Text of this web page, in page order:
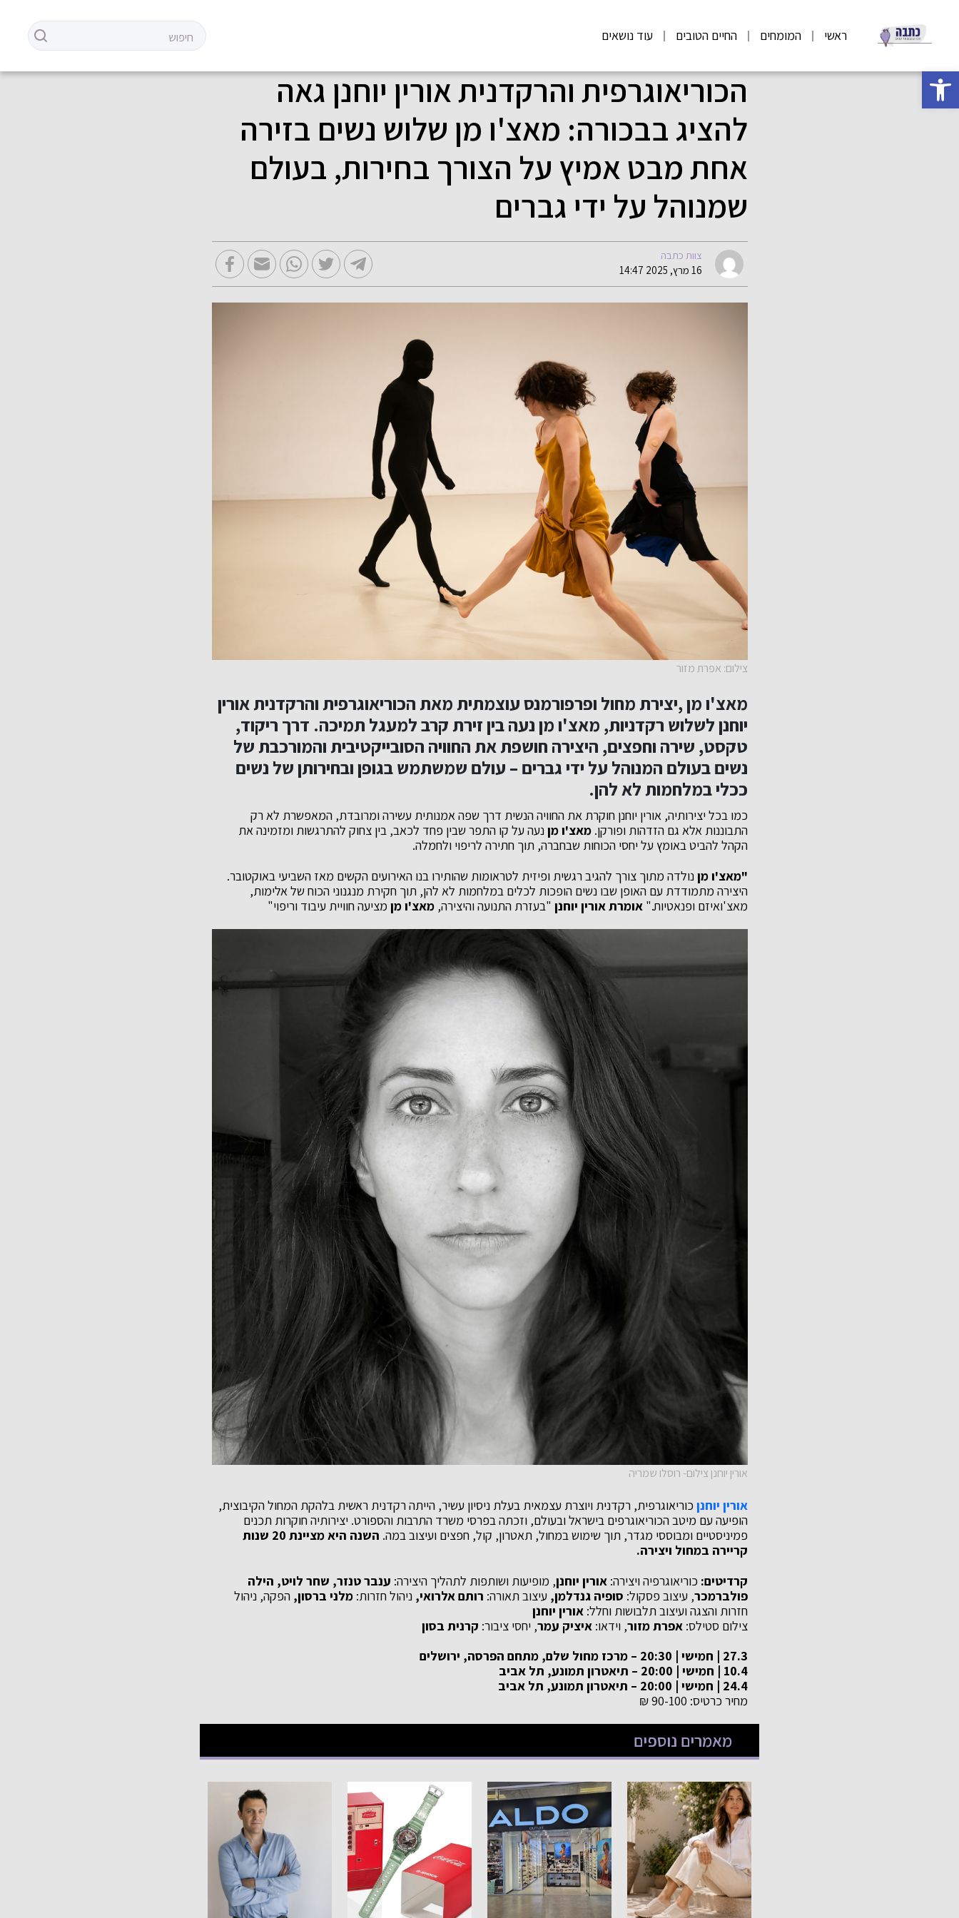
פתח סרגל נגישות
ראשי המומחים החיים הטובים עוד נושאים
הכוריאוגרפית והרקדנית אורין יוחנן גאה
להציג בבכורה: מאצ'ו מן שלוש נשים בזירה
אחת מבט אמיץ על הצורך בחירות, בעולם
שמנוהל על ידי גברים
צוות כתבה
16 מרץ, 2025 14:47
צילום: אפרת מזור
מאצ'ו מן,יצירת מחול ופרפורמנס עוצמתית מאת הכוריאוגרפית והרקדניתאורין
יוחנןלשלוש רקדניות, מאצ'ו מןנעה בין זירת קרב למעגל תמיכה. דרך ריקוד,
טקסט, שירה וחפצים, היצירה חושפת את החוויה הסובייקטיבית והמורכבת של
נשים בעולם המנוהל על ידי גברים – עולם שמשתמש בגופן ובחירותן של נשים
ככלי במלחמות לא להן.
כמו בכל יצירותיה, אורין יוחנן חוקרת את החוויה הנשית דרך שפה אמנותית עשירה ומרובדת, המאפשרת לא רק
התבוננות אלא גם הזדהות ופורקן.מאצ'ו מן נעה על קו התפר שבין פחד לכאב, בין צחוק להתרגשות ומזמינה את
הקהל להביט באומץ על יחסי הכוחות שבחברה, תוך חתירה לריפוי ולחמלה.
"מאצ'ו מן נולדה מתוך צורך להגיב רגשית ופיזית לטראומות שהותירו בנו האירועים הקשים מאז השביעי באוקטובר.
היצירה מתמודדת עם האופן שבו נשים הופכות לכלים במלחמות לא להן, תוך חקירת מנגנוני הכוח של אלימות,
מאצ'ואיזם ופנאטיות."אומרת אורין יוחנן "בעזרת התנועה והיצירה,מאצ'ו מן מציעה חוויית עיבוד וריפוי"
אורין יוחנן צילום- רוסלו שמריה
אורין יוחנן כוריאוגרפית, רקדנית ויוצרת עצמאית בעלת ניסיון עשיר, הייתה רקדנית ראשית בלהקת המחול הקיבוצית,
הופיעה עם מיטב הכוריאוגרפים בישראל ובעולם, וזכתה בפרסי משרד התרבות והספורט. יצירותיה חוקרות תכנים
פמיניסטיים ומבוססי מגדר, תוך שימוש במחול, תאטרון, קול, חפצים ועיצוב במה.
השנה היא מציינת 20 שנות
קריירה במחול ויצירה.
קרדיטים: כוריאוגרפיה ויצירה:אורין יוחנן, מופיעות ושותפות לתהליך היצירה: ענבר טנזר, שחר לויט, הילה
פולברמכר, עיצוב פסקול: סופיה גנדלמן, עיצוב תאורה: רותם אלרואי, ניהול חזרות:מלני ברסון, הפקה, ניהול
חזרות והצגה ועיצוב תלבושות וחלל:אורין יוחנן
צילום סטילס:אפרת מזור, וידאו:איציק עמר, יחסי ציבור: קרנית בסון
27.3 | חמישי | 20:30 – מרכז מחול שלם, מתחם הפרסה, ירושלים
10.4 | חמישי | 20:00 – תיאטרון תמונע, תל אביב
24.4 | חמישי | 20:00 – תיאטרון תמונע, תל אביב
מחיר כרטיס: 90-100 ₪
מאמרים נוספים